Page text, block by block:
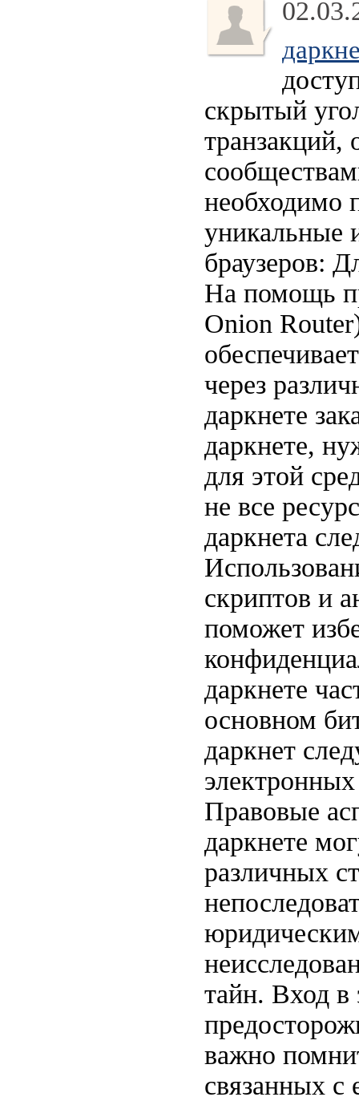
скрытый
транзакций,
необходимо
уникальные
браузеров:
На помощь
Onion
через
даркнете
даркнете,
для этой
не все
даркнета
скриптов и
поможет
даркнете
основном
даркнет
Правовые
даркнете
различных
тайн. Вход в
важно
связанных с